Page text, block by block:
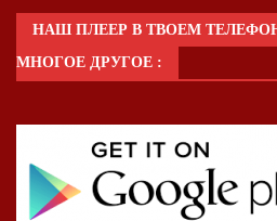
НАШ ПЛЕЕР В ТВОЕМ
МНОГОЕ ДРУГОЕ :